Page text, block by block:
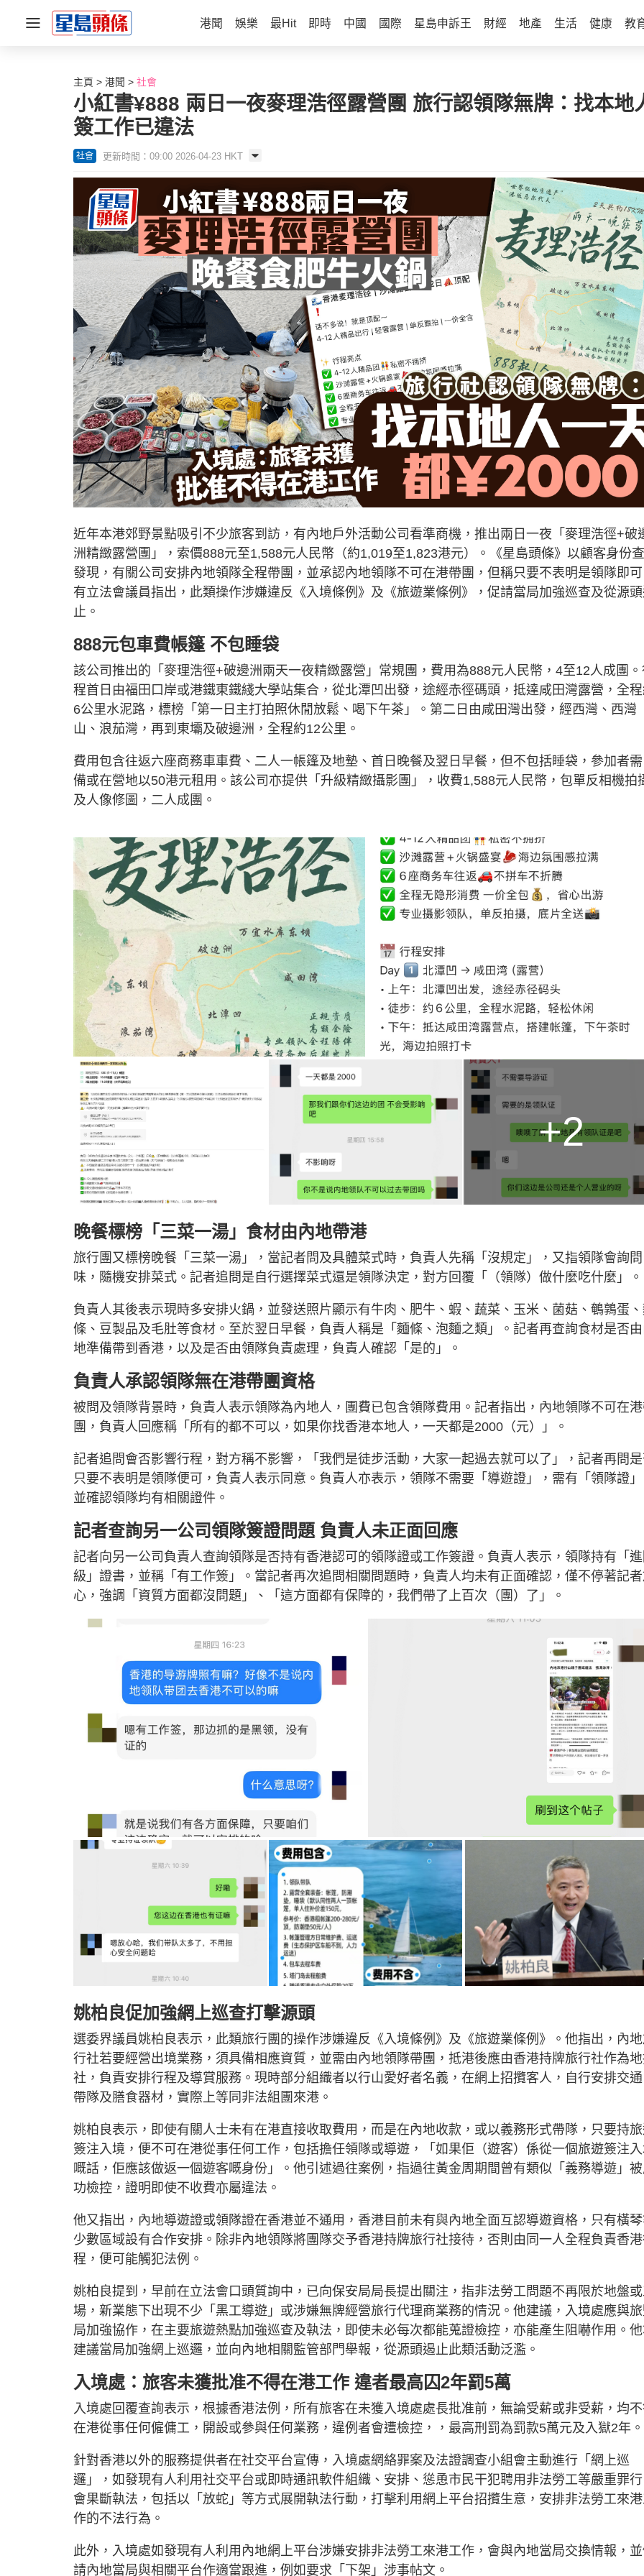
港聞 娛樂 最Hit 即時 中國 國際 星島申訴王 財經 地產 生活 健康 教
主頁 港聞 社會
小紅書¥888 兩日一夜麥理浩徑露營團 旅行認領隊無牌：找本
簽工作已違法
社會 更新時間：09:00 2026-04-23 HKT
近年本港郊野景點吸引不少旅客到訪，有內地戶外活動公司看準商機，推出兩日一夜「麥理浩徑+破
洲精緻露營團」，索價888元至1,588元人民幣（約1,019至1,823港元）。《星島頭條》以顧客身份
發現，有關公司安排內地領隊全程帶團，並承認內地領隊不可在港帶團，但稱只要不表明是領隊即
有立法會議員指出，此類操作涉嫌違反《入境條例》及《旅遊業條例》，促請當局加強巡查及從源
止。
888元包車費帳篷 不包睡袋
該公司推出的「麥理浩徑+破邊洲兩天一夜精緻露營」常規團，費用為888元人民幣，4至12人成團
程首日由福田口岸或港鐵東鐵綫大學站集合，從北潭凹出發，途經赤徑碼頭，抵達咸田灣露營，全
6公里水泥路，標榜「第一日主打拍照休閒放鬆、喝下午茶」。第二日由咸田灣出發，經西灣、西灣
山、浪茄灣，再到東壩及破邊洲，全程約12公里。
費用包含往返六座商務車車費、二人一帳篷及地墊、首日晚餐及翌日早餐，但不包括睡袋，參加者
備或在營地以50港元租用。該公司亦提供「升級精緻攝影團」，收費1,588元人民幣，包單反相機拍
及人像修圖，二人成團。
+2
晚餐標榜「三菜一湯」食材由內地帶港
旅行團又標榜晚餐「三菜一湯」，當記者問及具體菜式時，負責人先稱「沒規定」，又指領隊會詢
味，隨機安排菜式。記者追問是自行選擇菜式還是領隊決定，對方回覆「（領隊）做什麼吃什麼」。
負責人其後表示現時多安排火鍋，並發送照片顯示有牛肉、肥牛、蝦、蔬菜、玉米、菌菇、鵪鶉蛋
條、豆製品及毛肚等食材。至於翌日早餐，負責人稱是「麵條、泡麵之類」。記者再查詢食材是否
地準備帶到香港，以及是否由領隊負責處理，負責人確認「是的」。
負責人承認領隊無在港帶團資格
被問及領隊背景時，負責人表示領隊為內地人，團費已包含領隊費用。記者指出，內地領隊不可在
團，負責人回應稱「所有的都不可以，如果你找香港本地人，一天都是2000（元）」。
記者追問會否影響行程，對方稱不影響，「我們是徒步活動，大家一起過去就可以了」，記者再問
只要不表明是領隊便可，負責人表示同意。負責人亦表示，領隊不需要「導遊證」，需有「領隊證
並確認領隊均有相關證件。
記者查詢另一公司領隊簽證問題 負責人未正面回應
記者向另一公司負責人查詢領隊是否持有香港認可的領隊證或工作簽證。負責人表示，領隊持有「
級」證書，並稱「有工作簽」。當記者再次追問相關問題時，負責人均未有正面確認，僅不停著記
心，強調「資質方面都沒問題」、「這方面都有保障的，我們帶了上百次（團）了」。
姚柏良促加強網上巡查打擊源頭
選委界議員姚柏良表示，此類旅行團的操作涉嫌違反《入境條例》及《旅遊業條例》。他指出，內
行社若要經營出境業務，須具備相應資質，並需由內地領隊帶團，抵港後應由香港持牌旅行社作為
社，負責安排行程及導賞服務。現時部分組織者以行山愛好者名義，在網上招攬客人，自行安排交
帶隊及膳食器材，實際上等同非法組團來港。
姚柏良表示，即使有關人士未有在港直接收取費用，而是在內地收款，或以義務形式帶隊，只要持
簽注入境，便不可在港從事任何工作，包括擔任領隊或導遊，「如果佢（遊客）係從一個旅遊簽注
嘅話，佢應該做返一個遊客嘅身份」。他引述過往案例，指過往黃金周期間曾有類似「義務導遊」
功檢控，證明即使不收費亦屬違法。
他又指出，內地導遊證或領隊證在香港並不通用，香港目前未有與內地全面互認導遊資格，只有橫
少數區域設有合作安排。除非內地領隊將團隊交予香港持牌旅行社接待，否則由同一人全程負責香
程，便可能觸犯法例。
姚柏良提到，早前在立法會口頭質詢中，已向保安局局長提出關注，指非法勞工問題不再限於地盤
場，新業態下出現不少「黑工導遊」或涉嫌無牌經營旅行代理商業務的情況。他建議，入境處應與
局加強協作，在主要旅遊熱點加強巡查及執法，即使未必每次都能蒐證檢控，亦能產生阻嚇作用。
建議當局加強網上巡邏，並向內地相關監管部門舉報，從源頭遏止此類活動泛濫。
入境處：旅客未獲批准不得在港工作 違者最高囚2年罰5萬
入境處回覆查詢表示，根據香港法例，所有旅客在未獲入境處處長批准前，無論受薪或非受薪，均
在港從事任何僱傭工，開設或參與任何業務，違例者會遭檢控，，最高刑罰為罰款5萬元及入獄2年。
針對香港以外的服務提供者在社交平台宣傳，入境處網絡罪案及法證調查小組會主動進行「網上巡
邏」，如發現有人利用社交平台或即時通訊軟件組織、安排、慫恿市民干犯聘用非法勞工等嚴重罪
會果斷執法，包括以「放蛇」等方式展開執法行動，打擊利用網上平台招攬生意，安排非法勞工來
作的不法行為。
此外，入境處如發現有人利用內地網上平台涉嫌安排非法勞工來港工作，會與內地當局交換情報，
請內地當局與相關平台作適當跟進，例如要求「下架」涉事帖文。